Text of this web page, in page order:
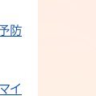
防
イ